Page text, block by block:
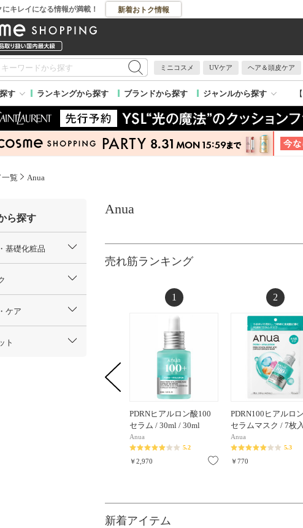
にキレイになる情報が満載！ 新着おトク情報
ミニコスメ UVケア ヘア＆頭皮ケア
す ランキングから探す ブランドから探す ジャンルから探す
一覧 Anua
Anua
売れ筋ランキング
1
PDRNヒアルロン酸100
セラム / 30ml / 30ml
Anua
5.2
￥2,970 お気に入り
2
PDRN100ヒアルロ
セラムマスク / 7枚
Anua
5.3
￥770
新着アイテム
ら探す
基礎化粧品
ケア
ト